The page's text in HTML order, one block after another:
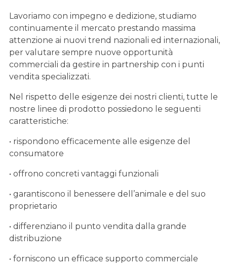
Lavoriamo con impegno e dedizione, studiamo
continuamente il mercato prestando massima
attenzione ai nuovi trend nazionali ed internazionali,
per valutare sempre nuove opportunità
commerciali da gestire in partnership con i punti
vendita specializzati.
Nel rispetto delle esigenze dei nostri clienti, tutte le
nostre linee di prodotto possiedono le seguenti
caratteristiche:
• rispondono efficacemente alle esigenze del
consumatore
• offrono concreti vantaggi funzionali
• garantiscono il benessere dell’animale e del suo
proprietario
• differenziano il punto vendita dalla grande
distribuzione
• forniscono un efficace supporto commerciale